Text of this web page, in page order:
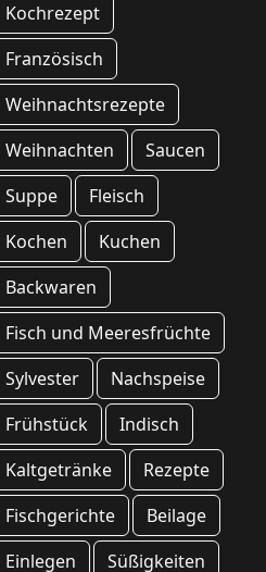
Kochrezept
Französisch
Weihnachtsrezepte
Weihnachten
Saucen
Suppe
Fleisch
Kochen
Kuchen
Backwaren
Fisch und Meeresfrüchte
Sylvester
Nachspeise
Frühstück
Indisch
Kaltgetränke
Rezepte
Fischgerichte
Beilage
Einlegen
Süßigkeiten